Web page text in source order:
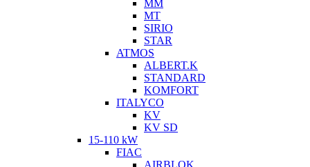
MM
MT
SIRIO
STAR
ATMOS
ALBERT.K
STANDARD
KOMFORT
ITALYCO
KV
KV SD
15-110 kW
FIAC
AIRBLOK